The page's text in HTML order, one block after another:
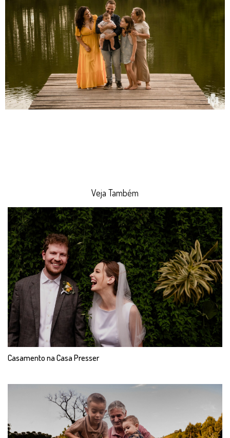
Veja Também
Casamento na Casa Presser